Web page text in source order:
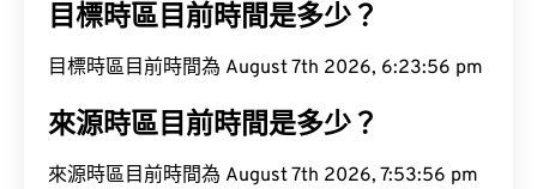
目標時區目前時間是多少？
目標時區目前時間為 August 7th 2026, 6:23:57 pm
來源時區目前時間是多少？
來源時區目前時間為 August 7th 2026, 7:53:57 pm